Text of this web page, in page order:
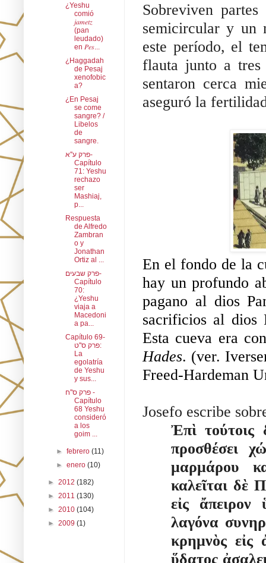
Sobreviven
semicircular y un
este período, el
flauta junto a tres
sentaron cerca
aseguró la
En el fondo de la
hay un profundo
pagano al dios
sacrificios al dios
Esta cueva era
Hades. (ver.
Freed-Hardeman
Josefo escribe
Ἐπὶ τούτοις
προσθέσει
μαρμάρου
καλεῖται δὲ
εἰς ἄπειρον
λαγόνα
κρημνὸς εἰς
ὕδατος
¿Yeshu
comió
𝑗𝑎𝑚𝑒𝑡𝑧
(pan
leudado)
en 𝑃𝑒𝑠...
¿Haggadah
de Pesaj
xenofobic
a?
¿En Pesaj
se come
sangre? /
Libelos
de
sangre.
פרק ע''א-
Capítulo
71: Yeshu
rechazo
ser
Mashiaj,
p...
Respuesta
de Alfredo
Zambran
o y
Jonathan
Ortiz al ...
פרק שבעים-
Capítulo
70:
¿Yeshu
viaja a
Macedoni
a pa...
Capítulo 69-
פרק ס''ט:
La
egolatría
de Yeshu
y sus...
פרק ס''ח -
Capítulo
68 Yeshu
consideró
a los
goim ...
►febrero(11)
►enero(10)
► 2012 (182)
► 2011 (130)
► 2010 (104)
► 2009 (1)